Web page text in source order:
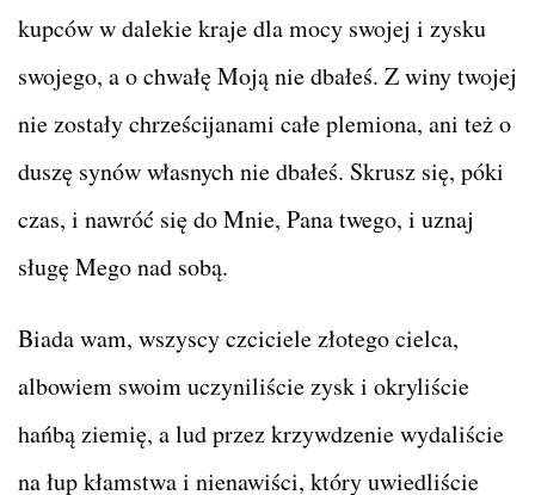
kupców w dalekie kraje dla mocy swojej i zysku
swojego, a o chwałę Moją nie dbałeś. Z winy twojej
nie zostały chrześcijanami całe plemiona, ani też o
duszę synów własnych nie dbałeś. Skrusz się, póki
czas, i nawróć się do Mnie, Pana twego, i uznaj
sługę Mego nad sobą.
Biada wam, wszyscy czciciele złotego cielca,
albowiem swoim uczyniliście zysk i okryliście
hańbą ziemię, a lud przez krzywdzenie wydaliście
na łup kłamstwa i nienawiści, który uwiedliście